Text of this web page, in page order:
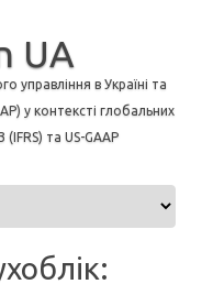
UA
управління в Україні та
у контексті глобальних
та US-GAAP